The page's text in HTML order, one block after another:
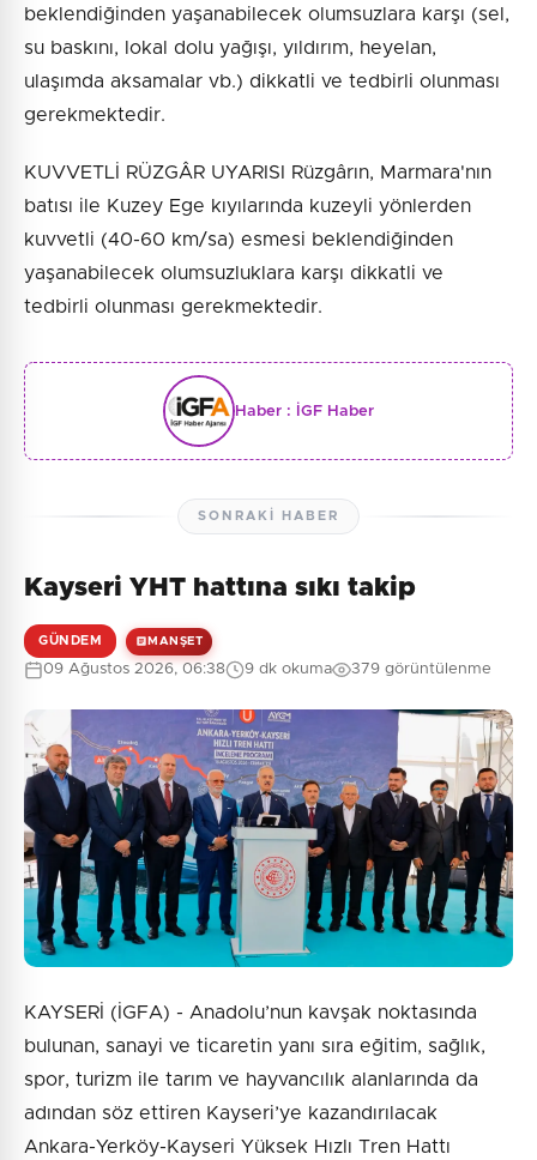
beklendiğinden yaşanabilecek olumsuzlara karşı (sel,
su baskını, lokal dolu yağışı, yıldırım, heyelan,
ulaşımda aksamalar vb.) dikkatli ve tedbirli olunması
gerekmektedir.
KUVVETLİ RÜZGÂR UYARISI Rüzgârın, Marmara'nın
batısı ile Kuzey Ege kıyılarında kuzeyli yönlerden
kuvvetli (40-60 km/sa) esmesi beklendiğinden
yaşanabilecek olumsuzluklara karşı dikkatli ve
tedbirli olunması gerekmektedir.
Haber : İGF Haber
SONRAKI HABER
Kayseri YHT hattına sıkı takip
GÜNDEM MANŞET
09 Ağustos 2026, 06:38 9 dk okuma 379 görüntülenme
KAYSERİ (İGFA) - Anadolu’nun kavşak noktasında
bulunan, sanayi ve ticaretin yanı sıra eğitim, sağlık,
spor, turizm ile tarım ve hayvancılık alanlarında da
adından söz ettiren Kayseri’ye kazandırılacak
Ankara-Yerköy-Kayseri Yüksek Hızlı Tren Hattı